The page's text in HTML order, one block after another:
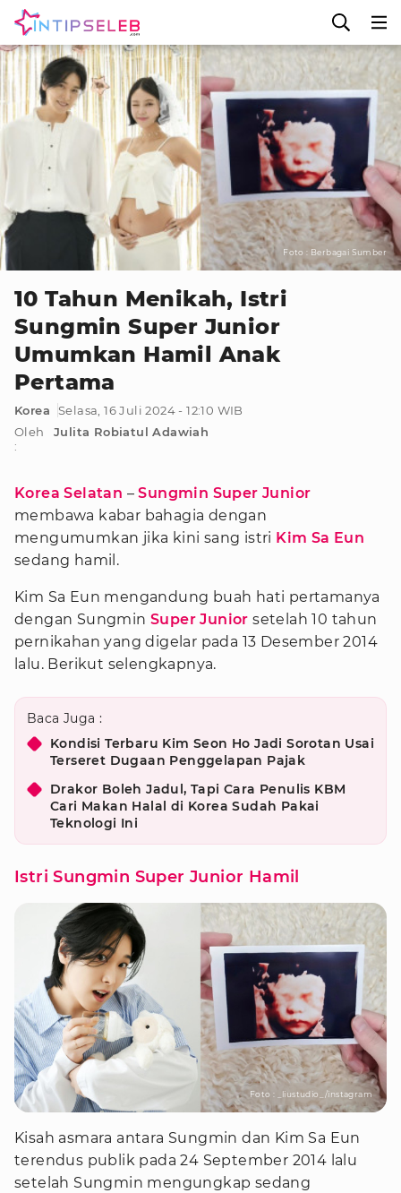
Foto : Berbagai Sumber
10 Tahun Menikah, Istri
Sungmin Super Junior
Umumkan Hamil Anak
Pertama
Korea
Selasa, 16 Juli 2024 - 12:10 WIB
Oleh
:
Julita Robiatul Adawiah
Korea Selatan –Sungmin Super Junior
membawa kabar bahagia dengan
mengumumkan jika kini sang istri Kim Sa Eun
sedang hamil.
Kim Sa Eun mengandung buah hati pertamanya
dengan Sungmin Super Junior setelah 10 tahun
pernikahan yang digelar pada 13 Desember 2014
lalu. Berikut selengkapnya.
Baca Juga :
Kondisi Terbaru Kim Seon Ho Jadi Sorotan Usai
Terseret Dugaan Penggelapan Pajak
Drakor Boleh Jadul, Tapi Cara Penulis KBM
Cari Makan Halal di Korea Sudah Pakai
Teknologi Ini
Istri Sungmin Super Junior Hamil
Foto : _liustudio_/instagram
Kisah asmara antara Sungmin dan Kim Sa Eun
terendus publik pada 24 September 2014 lalu
setelah Sungmin mengungkap sedang